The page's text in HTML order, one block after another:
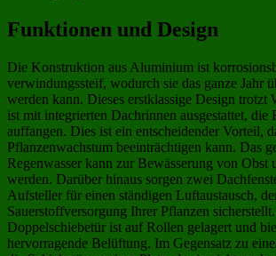
Funktionen und Design
Die Konstruktion aus Aluminium ist
verwindungssteif, wodurch sie das ganze Jahr
werden kann. Dieses erstklassige Design trotzt
ist mit integrierten Dachrinnen ausgestattet, die
auffangen. Dies ist ein entscheidender Vorteil,
Pflanzenwachstum beeinträchtigen kann. Das
Regenwasser kann zur Bewässerung von Obst
werden. Darüber hinaus sorgen zwei
Aufsteller für einen ständigen Luftaustausch,
Sauerstoffversorgung Ihrer Pflanzen
Doppelschiebetür ist auf Rollen gelagert und
hervorragende Belüftung. Im Gegensatz zu